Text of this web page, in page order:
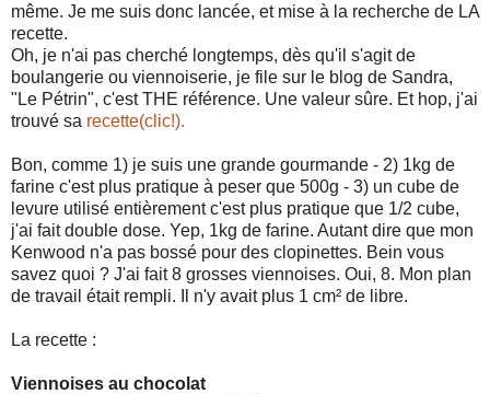
même. Je me suis donc lancée, et mise à la recherche de LA
recette.
Oh, je n'ai pas cherché longtemps, dès qu'il s'agit de
boulangerie ou viennoiserie, je file sur le blog de Sandra,
"Le Pétrin", c'est THE référence. Une valeur sûre. Et hop, j'ai
trouvé sa recette(clic!).
Bon, comme 1) je suis une grande gourmande - 2) 1kg de
farine c'est plus pratique à peser que 500g - 3) un cube de
levure utilisé entièrement c'est plus pratique que 1/2 cube,
j'ai fait double dose. Yep, 1kg de farine. Autant dire que mon
Kenwood n'a pas bossé pour des clopinettes. Bein vous
savez quoi ? J'ai fait 8 grosses viennoises. Oui, 8. Mon plan
de travail était rempli. Il n'y avait plus 1 cm² de libre.
La recette :
Viennoises au chocolat